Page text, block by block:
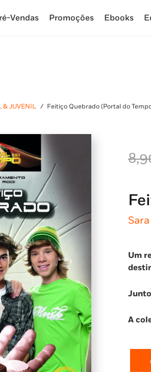
Vendas Promoções Ebooks
& JUVENIL / Feitiço Quebrado (Portal do
Um
A